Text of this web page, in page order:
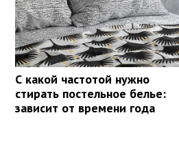
С какой частотой нужно
стирать постельное белье:
зависит от времени года